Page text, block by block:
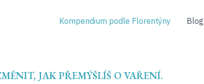
Kompendium podle Florentýny Blog
JAK PŘEMÝŠLÍŠ O VAŘENÍ.